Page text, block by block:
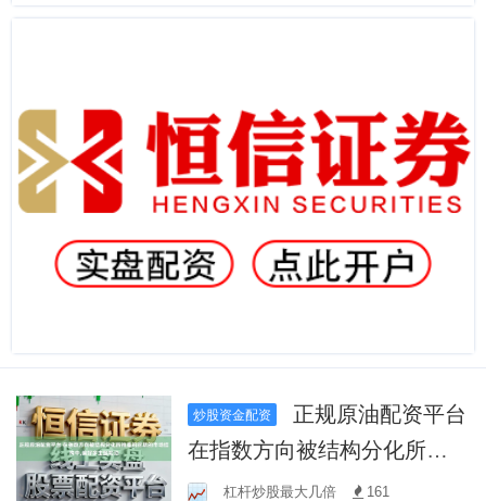
炒股资金配资
在指数方向被结构分化所掩
盖的时期的市场结构中,偏好
杠杆炒股最大几倍 161